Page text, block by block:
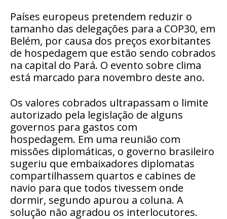
Países europeus pretendem reduzir o
tamanho das delegações para a COP30, em
Belém, por causa dos preços exorbitantes
de hospedagem que estão sendo cobrados
na capital do Pará. O evento sobre clima
está marcado para novembro deste ano.
Os valores cobrados ultrapassam o limite
autorizado pela legislação de alguns
governos para gastos com
hospedagem. Em uma reunião com
missões diplomáticas, o governo brasileiro
sugeriu que embaixadores diplomatas
compartilhassem quartos e cabines de
navio para que todos tivessem onde
dormir, segundo apurou a coluna. A
solução não agradou os interlocutores.